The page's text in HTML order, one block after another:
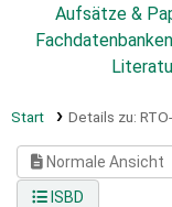
Aufsätze &
Fachdatenbanken
Start Details zu:
Normale Ansicht
ISBD